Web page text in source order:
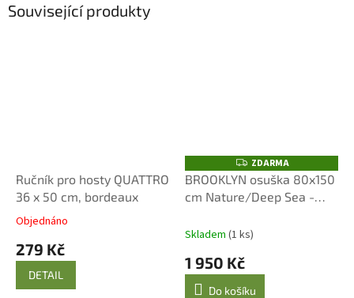
Související produkty
Ručník pro hosty QUATTRO
36 x 50 cm, bordeaux
Průměrné
produktu
5,0
Objednáno
279 Kč
DETAIL
Z
D
A
R
ZDARMA
BROOKLYN osuška 80x150
cm Nature/Deep Sea -
Skladem (1 ks)
1 950 Kč
Do košíku